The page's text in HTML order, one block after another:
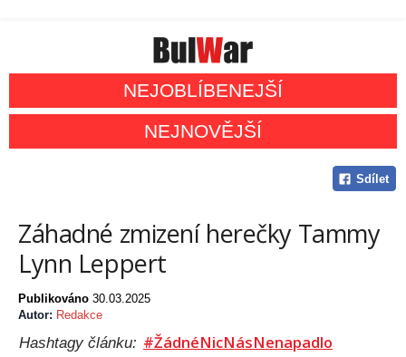
NEJOBLÍBENEJŠÍ
NEJNOVĚJŠÍ
Sdílet
Záhadné zmizení herečky Tammy
Lynn Leppert
Publikováno 30.03.2025
Autor: Redakce
Hashtagy článku: #ŽádnéNicNásNenapadlo